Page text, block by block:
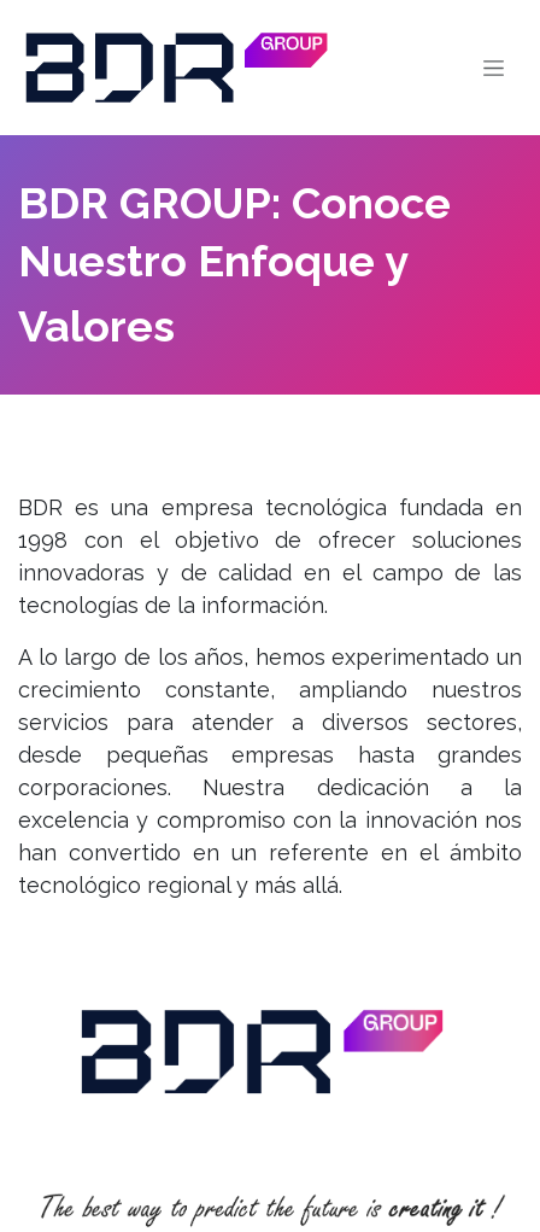
BDR GROUP: Conoce
Nuestro Enfoque y
Valores
BDR es una empresa tecnológica fundada en
1998 con el objetivo de ofrecer soluciones
innovadoras y de calidad en el campo de las
tecnologías de la información.
A lo largo de los años, hemos experimentado un
crecimiento constante, ampliando nuestros
servicios para atender a diversos sectores,
desde pequeñas empresas hasta grandes
corporaciones. Nuestra dedicación a la
excelencia y compromiso con la innovación nos
han convertido en un referente en el ámbito
tecnológico regional y más allá.